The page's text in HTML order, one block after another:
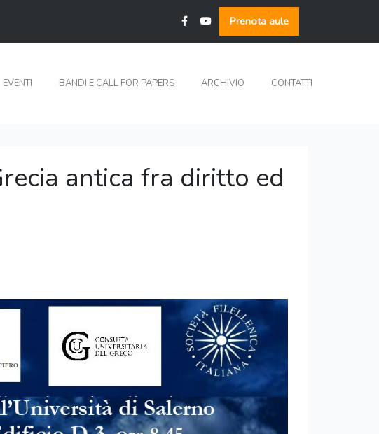
Prenota aule
EVENTI BANDI E CALL FOR PAPERS ARCHIVIO CONTATTI
antica fra diritto ed